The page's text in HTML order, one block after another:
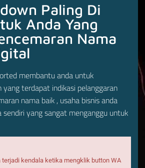
Paling Di
Anda Yang
Nama
membantu anda untuk
yang terdapat indikasi pelanggaran
nama baik , usaha bisnis anda
yang sangat menganggu untuk
terjadi kendala ketika mengklik button WA